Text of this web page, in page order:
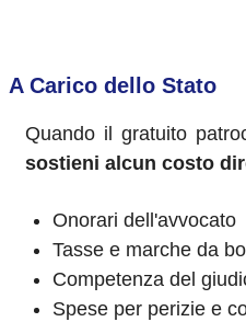
A Carico dello Stato
Quando il gratuito
sostieni alcun costo
Onorari dell'avvocato
Tasse e marche da
Competenza del
Spese per perizie e